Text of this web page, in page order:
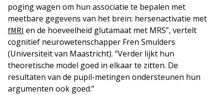
poging wagen om hun associatie te bepalen met
meetbare gegevens van het brein: hersenactivatie met
fMRI en de hoeveelheid glutamaat met MRS”, vertelt
cognitief neurowetenschapper Fren Smulders
(Universiteit van Maastricht). “Verder lijkt hun
theoretische model goed in elkaar te zitten. De
resultaten van de pupil-metingen ondersteunen hun
argumenten ook goed.”